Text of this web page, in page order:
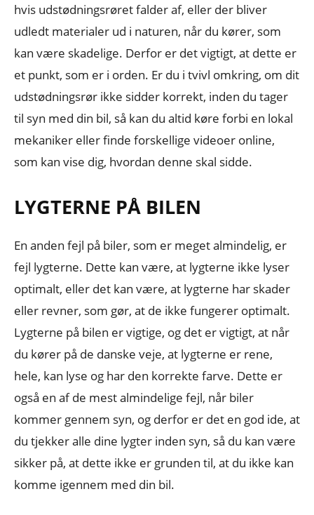
hvis udstødningsrøret falder af, eller der bliver
udledt materialer ud i naturen, når du kører, som
kan være skadelige. Derfor er det vigtigt, at dette er
et punkt, som er i orden. Er du i tvivl omkring, om dit
udstødningsrør ikke sidder korrekt, inden du tager
til syn med din bil, så kan du altid køre forbi en lokal
mekaniker eller finde forskellige videoer online,
som kan vise dig, hvordan denne skal sidde.
LYGTERNE PÅ BILEN
En anden fejl på biler, som er meget almindelig, er
fejl lygterne. Dette kan være, at lygterne ikke lyser
optimalt, eller det kan være, at lygterne har skader
eller revner, som gør, at de ikke fungerer optimalt.
Lygterne på bilen er vigtige, og det er vigtigt, at når
du kører på de danske veje, at lygterne er rene,
hele, kan lyse og har den korrekte farve. Dette er
også en af de mest almindelige fejl, når biler
kommer gennem syn, og derfor er det en god ide, at
du tjekker alle dine lygter inden syn, så du kan være
sikker på, at dette ikke er grunden til, at du ikke kan
komme igennem med din bil.